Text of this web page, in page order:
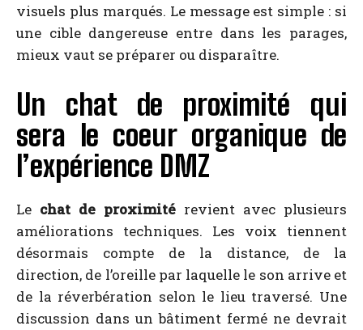
visuels plus marqués. Le message est simple : si
une cible dangereuse entre dans les parages,
mieux vaut se préparer ou disparaître.
Un chat de proximité qui
sera le coeur organique de
l’expérience DMZ
Le chat de proximité revient avec plusieurs
améliorations techniques. Les voix tiennent
désormais compte de la distance, de la
direction, de l’oreille par laquelle le son arrive et
de la réverbération selon le lieu traversé. Une
discussion dans un bâtiment fermé ne devrait